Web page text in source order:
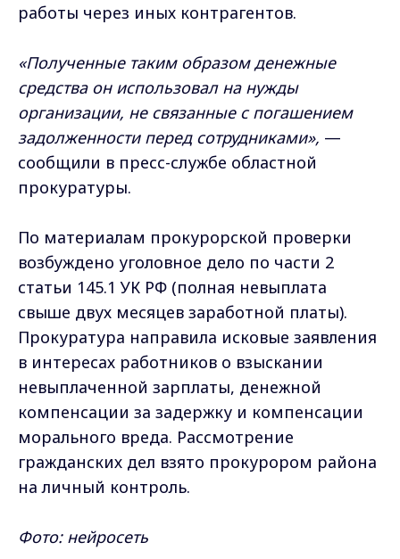
работы через иных контрагентов.
«Полученные таким образом денежные
средства он использовал на нужды
организации, не связанные с погашением
задолженности перед сотрудниками», —
сообщили в пресс-службе областной
прокуратуры.
По материалам прокурорской проверки
возбуждено уголовное дело по части 2
статьи 145.1 УК РФ (полная невыплата
свыше двух месяцев заработной платы).
Прокуратура направила исковые заявления
в интересах работников о взыскании
невыплаченной зарплаты, денежной
компенсации за задержку и компенсации
морального вреда. Рассмотрение
гражданских дел взято прокурором района
на личный контроль.
Фото: нейросеть